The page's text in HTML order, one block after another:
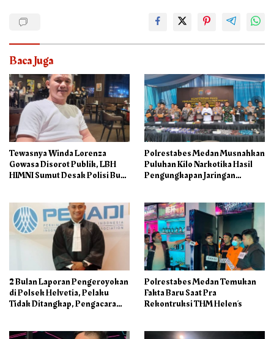
Baca Juga
Tewasnya Winda Lorenza
Gowasa Disorot Publik, LBH
HIMNI Sumut Desak Polisi Buka
Polrestabes Medan Musnahkan
Puluhan Kilo Narkotika Hasil
Pengungkapan Jaringan
2 Bulan Laporan Pengeroyokan
di Polsek Helvetia, Pelaku
Tidak Ditangkap, Pengacara
Polrestabes Medan Temukan
Fakta Baru Saat Pra
Rekontruksi THM Helen’s